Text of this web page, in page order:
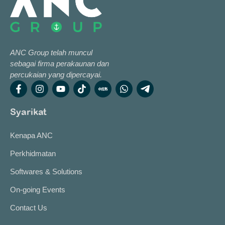
ANC Group telah muncul
sebagai firma perakaunan dan
percukaian yang dipercayai.
Syarikat
Kenapa ANC
Perkhidmatan
Softwares & Solutions
On-going Events
Contact Us